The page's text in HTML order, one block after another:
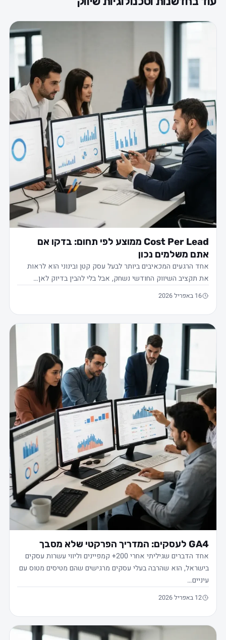
Cost Per Lead ממוצע לפי תחום: בדקו אם
אתם משלמים נכון
אחד הרגעים המכאיבים ביותר לבעל עסק קטן ובינוני הוא לראות
את תקציב השיווק החודשי נשחק, אבל בלי להבין בדיוק לאן…
16 באפריל 2026
GA4 לעסקים: המדריך הפרקטי שלא מסבך
אחד הדברים שגיליתי אחרי 200+ קמפיינים וליווי עשרות עסקים
בישראל, הוא שהרבה בעלי עסקים מרגישים שהם מטיסים מטוס עם
עיניים…
12 באפריל 2026